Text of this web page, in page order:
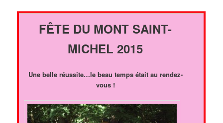
FÊTE DU MONT SAINT-
MICHEL 2015
Une belle réussite…le beau temps était au rendez-
vous !